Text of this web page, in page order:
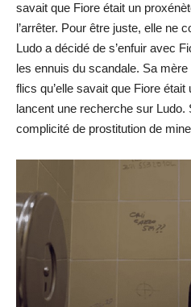
savait que Fiore était un
l’arrêter. Pour être juste, elle ne
Ludo a décidé de s’enfuir avec
les ennuis du scandale. Sa
flics qu’elle savait que Fiore était
lancent une recherche sur Ludo.
complicité de prostitution de